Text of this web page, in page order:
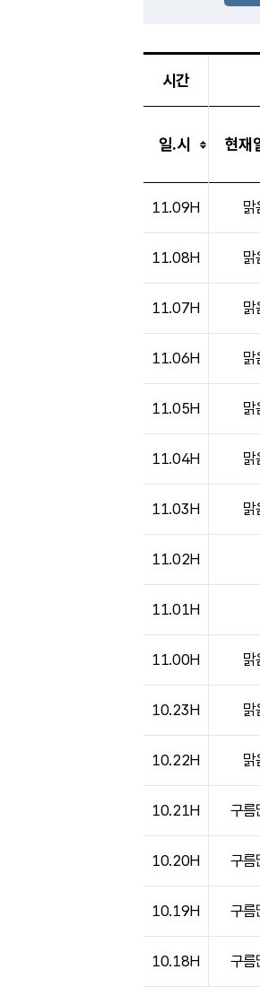
-
시간
일.시 현재
11.09H 맑
11.08H 맑
11.07H 맑
11.06H 맑
11.05H 맑
11.04H 맑
11.03H 맑
11.02H
11.01H
11.00H 맑
10.23H 맑
10.22H 맑
10.21H 구름
10.20H 구름
10.19H 구름
10.18H 구름